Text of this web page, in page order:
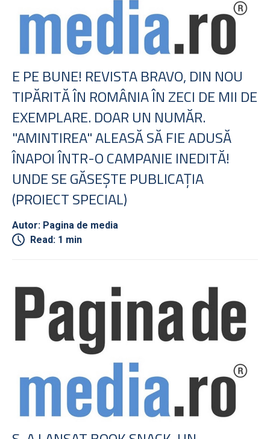
E PE BUNE! REVISTA BRAVO, DIN NOU
TIPĂRITĂ ÎN ROMÂNIA ÎN ZECI DE MII DE
EXEMPLARE. DOAR UN NUMĂR.
"AMINTIREA" ALEASĂ SĂ FIE ADUSĂ
ÎNAPOI ÎNTR-O CAMPANIE INEDITĂ!
UNDE SE GĂSEŞTE PUBLICAŢIA
(PROIECT SPECIAL)
Autor: Pagina de media
Read: 1 min